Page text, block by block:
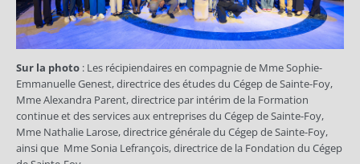
Sur la photo : Les récipiendaires en compagnie de Mme Sophie-
Emmanuelle Genest, directrice des études du Cégep de Sainte-Foy,
Mme Alexandra Parent, directrice par intérim de la Formation
continue et des services aux entreprises du Cégep de Sainte-Foy,
Mme Nathalie Larose, directrice générale du Cégep de Sainte-Foy,
ainsi que Mme Sonia Lefrançois, directrice de la Fondation du Cégep